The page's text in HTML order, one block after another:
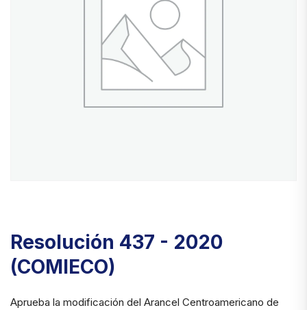
Resolución 437 - 2020
(COMIECO)
Aprueba la modificación del Arancel Centroamericano de